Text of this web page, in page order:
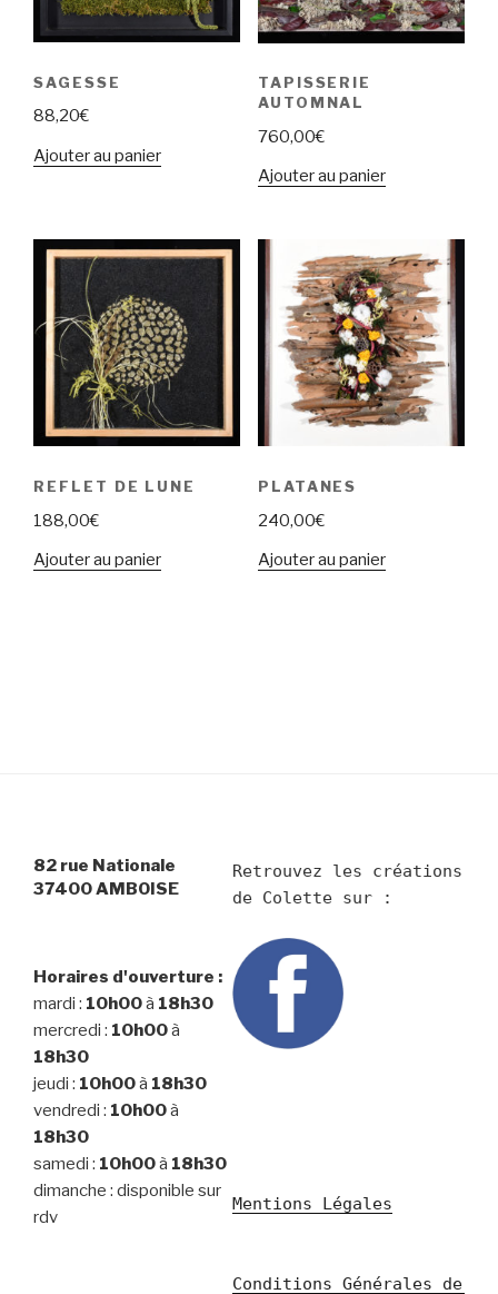
SAGESSE
88,20€
Ajouter au panier
TAPISSERIE
AUTOMNAL
760,00€
Ajouter au panier
REFLET DE LUNE
188,00€
Ajouter au panier
PLATANES
240,00€
Ajouter au panier
82 rue Nationale
37400 AMBOISE
Horaires d'ouverture :
mardi : 10h00à 18h30
mercredi : 10h00à
18h30
jeudi : 10h00à 18h30
vendredi : 10h00à
18h30
samedi : 10h00à 18h30
dimanche : disponible sur
rdv
Retrouvez les créations
Mentions Légales
Conditions Générales de